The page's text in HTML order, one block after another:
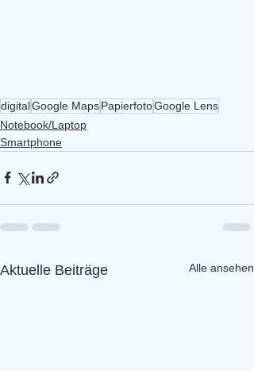
digitalGoogle MapsPapierfotoGoogle Lens
Notebook/Laptop
Smartphone
Aktuelle Beiträge Alle ansehen